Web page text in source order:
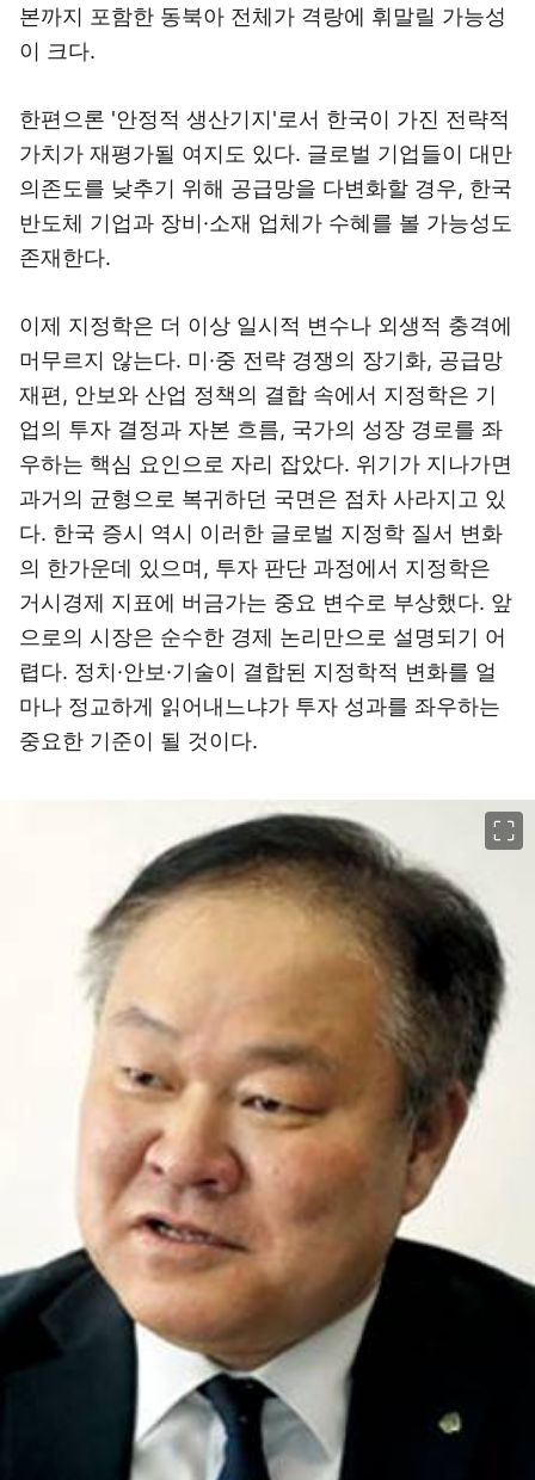
본까지 포함한 동북아 전체가 격랑에 휘말릴 가능성
이 크다.
한편으론 '안정적 생산기지'로서 한국이 가진 전략적
가치가 재평가될 여지도 있다. 글로벌 기업들이 대만
의존도를 낮추기 위해 공급망을 다변화할 경우, 한국
반도체 기업과 장비·소재 업체가 수혜를 볼 가능성도
존재한다.
이제 지정학은 더 이상 일시적 변수나 외생적 충격에
머무르지 않는다. 미·중 전략 경쟁의 장기화, 공급망
재편, 안보와 산업 정책의 결합 속에서 지정학은 기
업의 투자 결정과 자본 흐름, 국가의 성장 경로를 좌
우하는 핵심 요인으로 자리 잡았다. 위기가 지나가면
과거의 균형으로 복귀하던 국면은 점차 사라지고 있
다. 한국 증시 역시 이러한 글로벌 지정학 질서 변화
의 한가운데 있으며, 투자 판단 과정에서 지정학은
거시경제 지표에 버금가는 중요 변수로 부상했다. 앞
으로의 시장은 순수한 경제 논리만으로 설명되기 어
렵다. 정치·안보·기술이 결합된 지정학적 변화를 얼
마나 정교하게 읽어내느냐가 투자 성과를 좌우하는
중요한 기준이 될 것이다.